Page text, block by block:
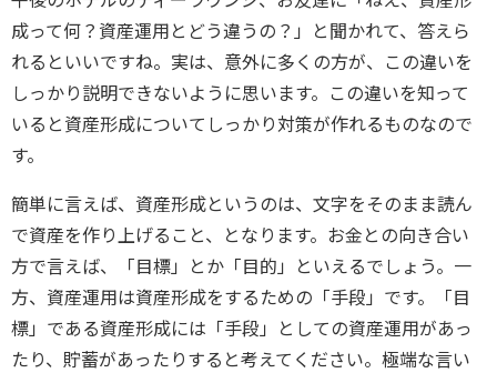
成って何？資産運用とどう違うの？」と聞かれて、答えら
れるといいですね。実は、意外に多くの方が、この違いを
しっかり説明できないように思います。この違いを知って
いると資産形成についてしっかり対策が作れるものなので
す。
簡単に言えば、資産形成というのは、文字をそのまま読ん
で資産を作り上げること、となります。お金との向き合い
方で言えば、「目標」とか「目的」といえるでしょう。一
方、資産運用は資産形成をするための「手段」です。「目
標」である資産形成には「手段」としての資産運用があっ
たり、貯蓄があったりすると考えてください。極端な言い